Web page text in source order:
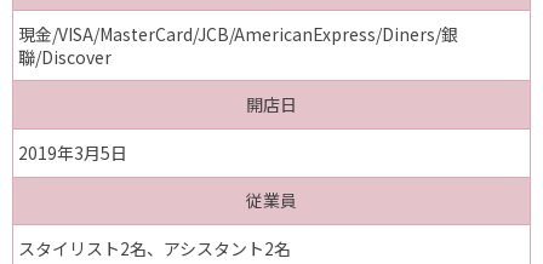
現金/VISA/MasterCard/JCB/AmericanExpress/Diners/銀
聯/Discover
開店日
2019年3月5日
従業員
スタイリスト2名、アシスタント2名